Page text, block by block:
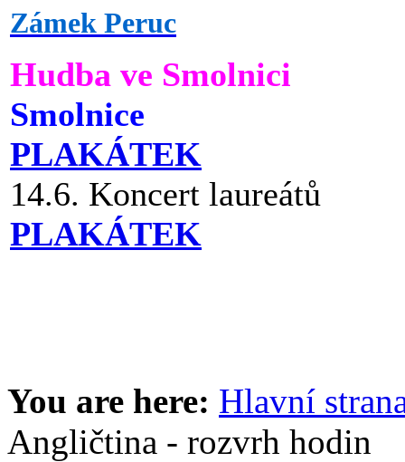
Zámek Peruc
Hudba ve Smolnici
Smolnice
PLAKÁTEK
14.6. Koncert laureátů
PLAKÁTEK
You are here: Hlavní
Angličtina - rozvrh hodin